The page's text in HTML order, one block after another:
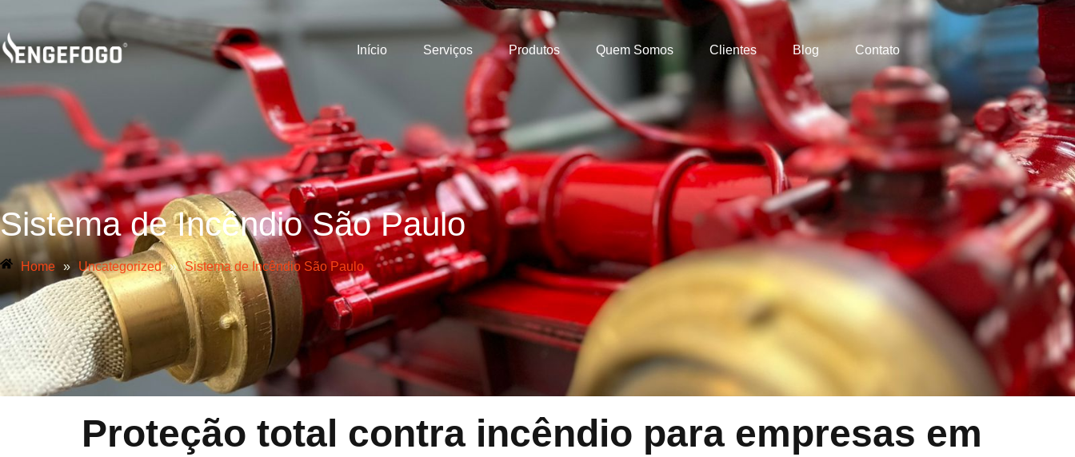
Início Serviços Produtos Quem Somos Clientes Blog Contato
Sistema de Incêndio São Paulo
Home » Uncategorized » Sistema de Incêndio São Paulo
Proteção total contra incêndio para empresas em